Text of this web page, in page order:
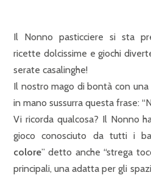
Il Nonno pasticciere si sta
ricette dolcissime e giochi
serate casalinghe!
Il nostro mago di bontà con
in mano sussurra questa frase:
Vi ricorda qualcosa? Il Nonno
gioco conosciuto da tutti i
colore” detto anche “strega
principali, una adatta per gli